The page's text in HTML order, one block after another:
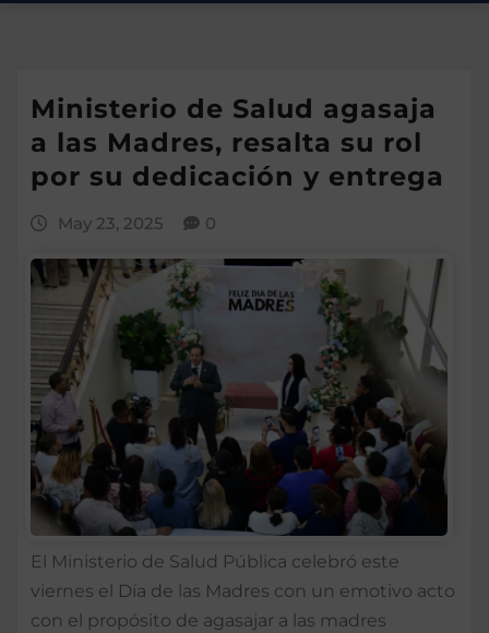
Ministerio de Salud agasaja
a las Madres, resalta su rol
por su dedicación y entrega
May 23, 2025 0
El Ministerio de Salud Pública celebró este
viernes el Día de las Madres con un emotivo acto
con el propósito de agasajar a las madres